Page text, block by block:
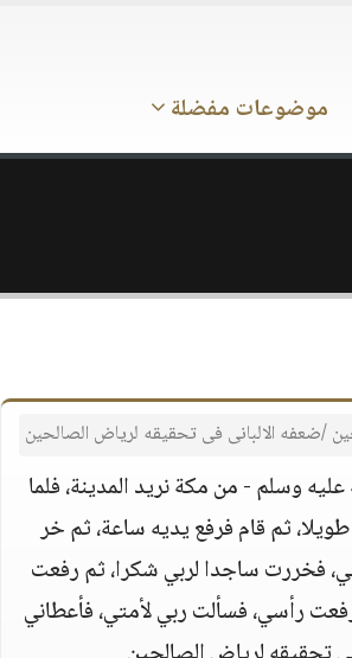
موضوعات مفضلة
/ضعفه الالبانى فى تحقيقه لرياض الصالحين
وسلم - من مكة نريد المدينة، فلما
ثم قام فرفع يديه ساعة، ثم خر
فخررت ساجدا لربي شكرا، ثم رفعت
رأسي، فسألت ربي لأمتي، فأعطاني